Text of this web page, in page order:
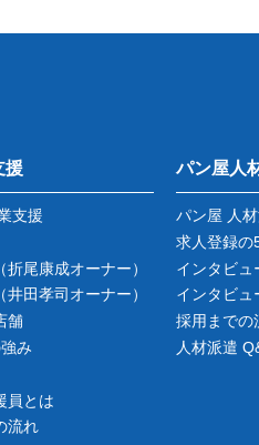
援
支援
（折尾康成オーナー）
（井田孝司オーナー）
舗
み
員とは
流れ
パン屋人
パン屋 人
求人登録の
インタビュ
インタビュ
採用までの
人材派遣